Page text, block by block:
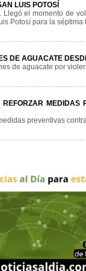
LUIS POTOSÍ
el momento de
Potosí para la séptima
DE AGUACATE
de aguacate por
MEDIDAS
preventivas